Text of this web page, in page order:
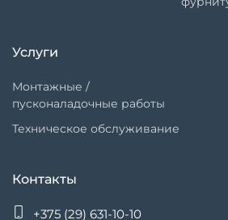
Услуги
Монтажные /
пусконаладочные работы
Техническое обслуживание
Контакты
+375 (29) 631-10-10